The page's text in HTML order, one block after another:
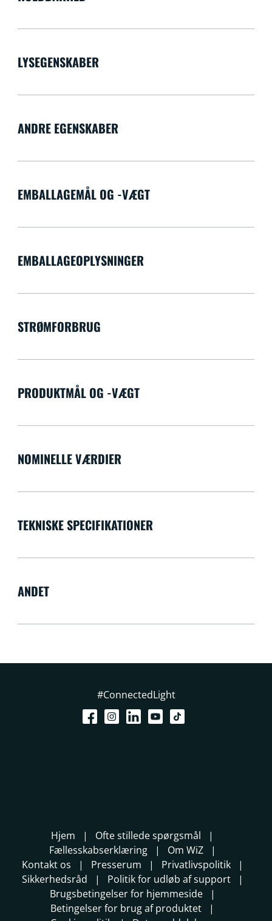
LYSEGENSKABER
ANDRE EGENSKABER
EMBALLAGEMÅL OG -VÆGT
EMBALLAGEOPLYSNINGER
STRØMFORBRUG
PRODUKTMÅL OG -VÆGT
NOMINELLE VÆRDIER
TEKNISKE SPECIFIKATIONER
ANDET
#ConnectedLight
Hjem
Ofte stillede spørgsmål
Fællesskabserklæring
Om WiZ
Kontakt os
Presserum
Privatlivspolitik
Sikkerhedsråd
Politik for udløb af support
Brugsbetingelser for hjemmeside
Betingelser for brug af produktet